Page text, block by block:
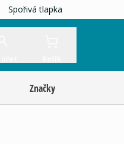
Spořivá tlapka
Značky